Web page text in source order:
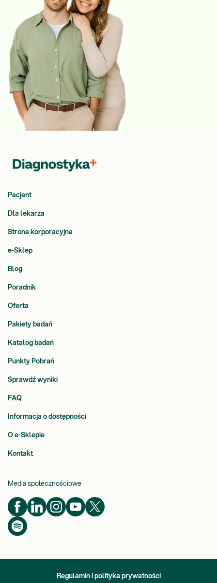
Pacjent
Dla lekarza
Strona korporacyjna
e-Sklep
Blog
Poradnik
Oferta
Pakiety badań
Katalog badań
Punkty Pobrań
Sprawdź wyniki
FAQ
Informacja o dostępności
O e-Sklepie
Kontakt
Media społecznościowe
Regulamin i polityka prywatności